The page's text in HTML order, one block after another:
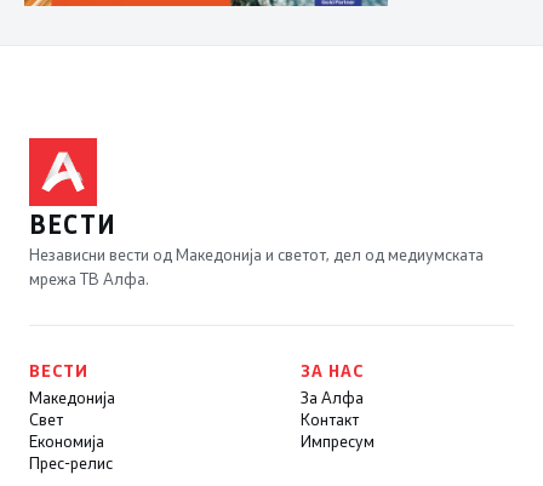
ВЕСТИ
Независни вести од Македонија и светот, дел од медиумската
мрежа ТВ Алфа.
ВЕСТИ
Македонија
Свет
Економија
Прес-релис
ЗА НАС
За Алфа
Контакт
Импресум